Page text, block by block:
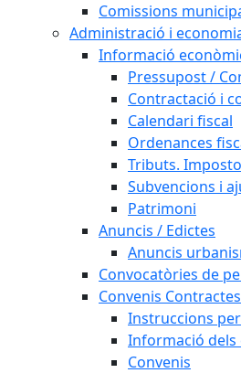
Comissions
Administració i
Informació
Pressupost /
Contractació i
Calendari fiscal
Ordenances
Tributs.
Subvencions i
Patrimoni
Anuncis / Edictes
Anuncis
Convocatòries de
Convenis Contractes
Instruccions
Informació
Convenis